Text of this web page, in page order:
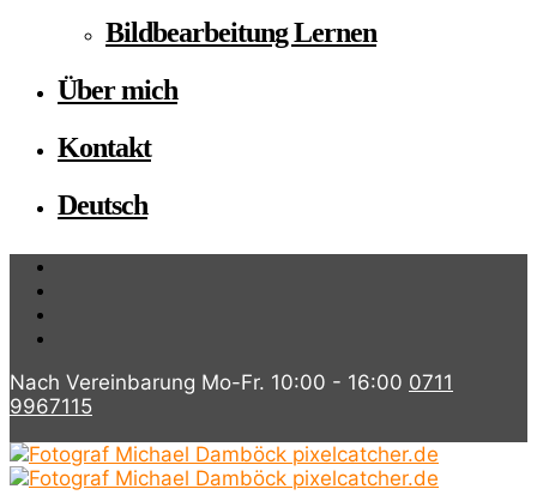
Bildbearbeitung Lernen
Über mich
Kontakt
Deutsch
Nach Vereinbarung Mo-Fr. 10:00 - 16:00 0711
9967115